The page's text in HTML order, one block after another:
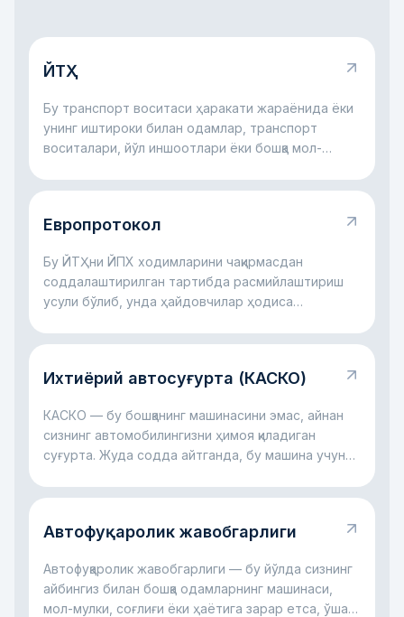
ЙТҲ
Бу транспорт воситаси ҳаракати жараёнида ёки
унинг иштироки билан одамлар, транспорт
воситалари, йўл иншоотлари ёки бошқа мол-
Европротокол
Бу ЙТҲни ЙПХ ходимларини чақирмасдан
соддалаштирилган тартибда расмийлаштириш
усули бўлиб, унда ҳайдовчилар ҳодиса
Ихтиёрий автосуғурта (КАСКО)
КАСКО — бу бошқанинг машинасини эмас, айнан
сизнинг автомобилингизни ҳимоя қиладиган
суғурта. Жуда содда айтганда, бу машина учун
синса, автотураргоҳда шикаст етса, дарахт
харажатларнинг бир қисмини суғурта компанияси
КАСКО сизни катта автомобил харажатлари
билан ёлғиз қолдирмасликка ёрдам беради.
Автофуқаролик жавобгарлиги
Автофуқаролик жавобгарлиги — бу йўлда сизнинг
айбингиз билан бошқа одамларнинг машинаси,
мол-мулки, соғлиғи ёки ҳаётига зарар етса, ўша